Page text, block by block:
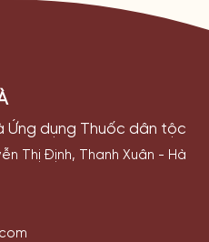
Ứng dụng Thuốc dân tộc
Thị Định, Thanh Xuân - Hà